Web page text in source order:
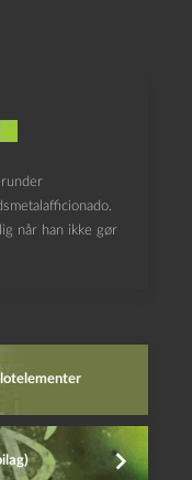
når han ikke gør